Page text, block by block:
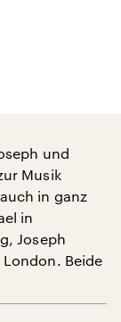
und
Musik
in ganz
in
Joseph
Beide